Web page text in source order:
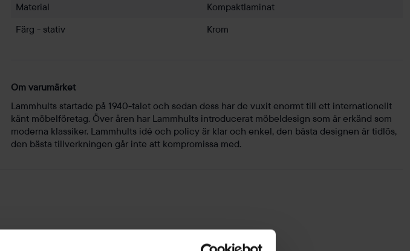
Material
Kompaktlaminat
Färg - stativ
Krom
Om varumärket
Lammhults startade på 1940-talet och sedan dess har de vuxit enormt till ett internationellt
känt möbelföretag. Över åren har Lammhults introducerat möbeldesign som är erkänd som
moderna klassiker. Lammhults idé och policy är klar och enkel, den bästa designen är tidlös,
den bästa tillverkningen går inte att kompromissa med.